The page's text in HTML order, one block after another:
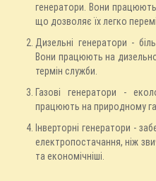
генератори. Вони
що дозволяє їх легко
Дизельні генератори -
Вони працюють на
термін служби.
Газові генератори -
працюють на природному
Інверторні генератори -
електропостачання, ніж
та економічніші.